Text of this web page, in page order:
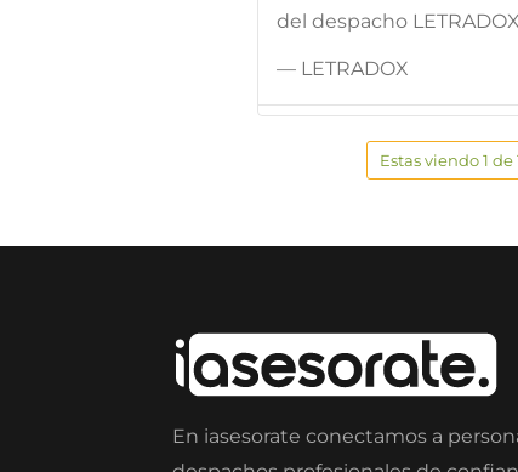
del despacho
— LETRADOX
Estas viendo 1
En iasesorate conectamos a